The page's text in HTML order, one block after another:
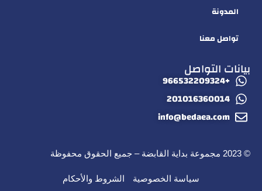
المدونة
تواصل معنا
بيانات التواصل
+966532209324
201016360014
info@bedaea.com
© 2023 مجموعة بداية القابضة – جميع الحقوق محفوظة
سياسة الخصوصية الشروط والأحكام